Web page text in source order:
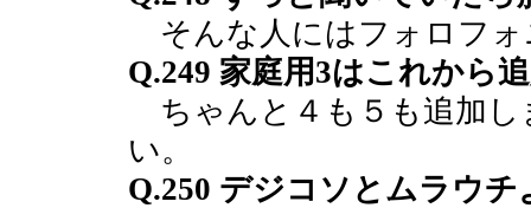
そんな人にはフォロフ
Q.249 家庭用3はこれから
ちゃんと４も５も追加し
い。
Q.250 デジコソとムラウ